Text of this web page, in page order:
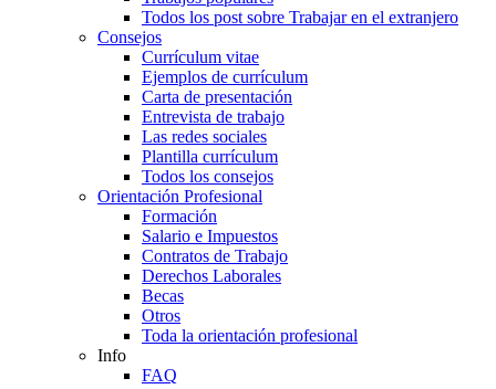
Todos los post sobre Trabajar en el extranjero
Consejos
Currículum vitae
Ejemplos de currículum
Carta de presentación
Entrevista de trabajo
Las redes sociales
Plantilla currículum
Todos los consejos
Orientación Profesional
Formación
Salario e Impuestos
Contratos de Trabajo
Derechos Laborales
Becas
Otros
Toda la orientación profesional
Info
FAQ